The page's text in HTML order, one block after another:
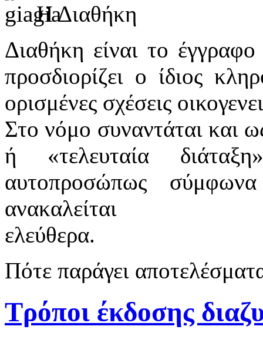
Η Διαθήκη
Διαθήκη είναι το
προσδιορίζει ο ίδιος
ορισμένες σχέσεις
Στο νόμο συναντάται και
ή «τελευταία
αυτοπροσώπως
ανακαλείται
ελεύθερα.
Πότε παράγει
Τρόποι έκδοσης